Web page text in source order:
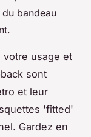
bandeau
votre usage et
sont
et leur
'fitted'
Gardez en